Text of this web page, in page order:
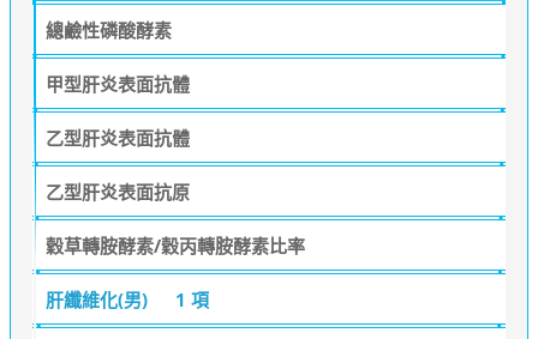
總鹼性磷酸酵素
甲型肝炎表面抗體
乙型肝炎表面抗體
乙型肝炎表面抗原
穀草轉胺酵素/穀丙轉胺酵素比率
肝纖維化(男) 1 項